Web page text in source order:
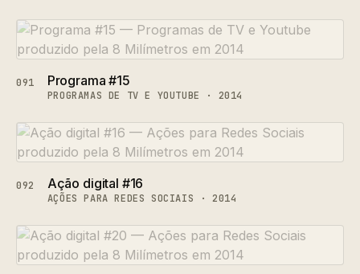
091 Programa #15
PROGRAMAS DE TV E YOUTUBE · 2014
092 Ação digital #16
AÇÕES PARA REDES SOCIAIS · 2014